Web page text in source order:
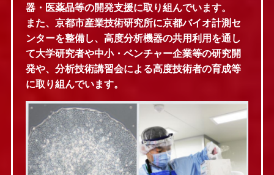
器・医薬品等の開発支援に取り組んでいます。
また、京都市産業技術研究所に京都バイオ計測セ
ンターを整備し、高度分析機器の共用利用を通し
て大学研究者や中小・ベンチャー企業等の研究開
発や、分析技術講習会による高度技術者の育成等
に取り組んでいます。